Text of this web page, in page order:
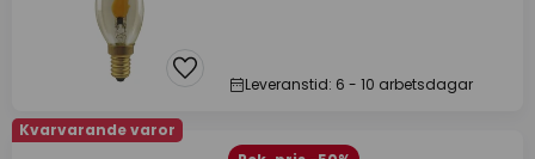
Leveranstid: 6 - 10 arbetsdagar
Kvarvarande varor